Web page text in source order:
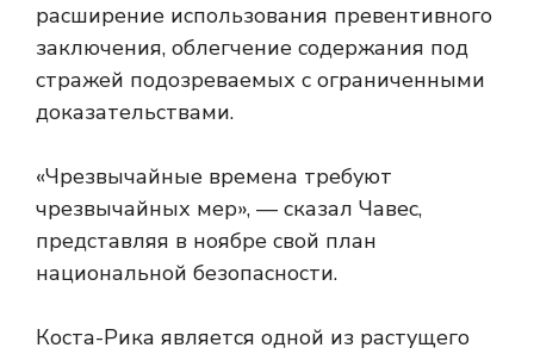
расширение использования превентивного
заключения, облегчение содержания под
стражей подозреваемых с ограниченными
доказательствами.
«Чрезвычайные времена требуют
чрезвычайных мер», — сказал Чавес,
представляя в ноябре свой план
национальной безопасности.
Коста-Рика является одной из растущего